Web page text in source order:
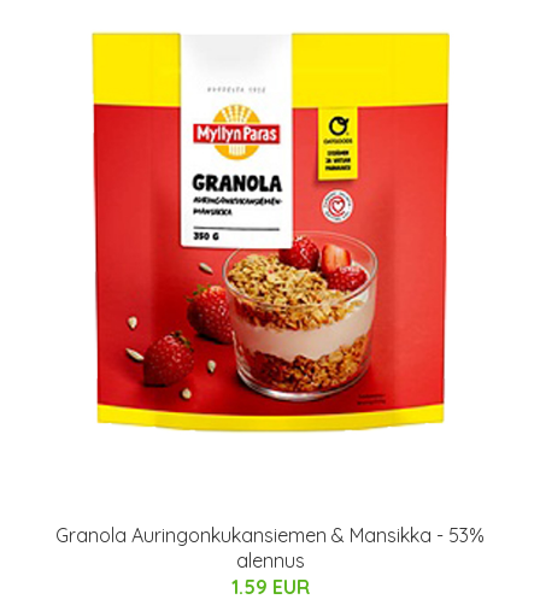
Granola Auringonkukansiemen & Mansikka - 53%
alennus
1.59 EUR